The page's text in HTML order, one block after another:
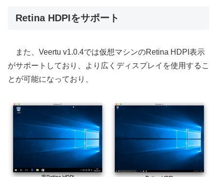
Retina HDPIをサポート
また、Veertu v1.0.4では仮想マシンのRetina HDPI表示
がサポートしており、より広くディスプレイを使用するこ
とが可能になっており、